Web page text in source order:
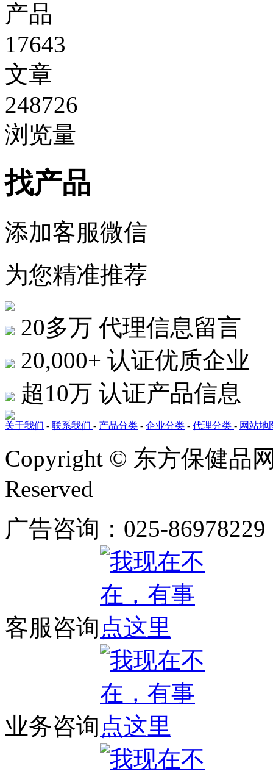
产品
17643
文章
248726
浏览量
找产品
添加客服微信
为您精准推荐
20多万 代理信息留言
20,000+ 认证优质企业
超10万 认证产品信息
关于我们 - 联系我们 - 产品分类 - 企业分类 - 代理分类 - 网站地
Copyright © 东方保健品
Reserved
广告咨询：025-
客服咨询
业务咨询